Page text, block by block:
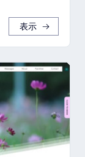
表示